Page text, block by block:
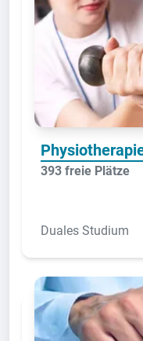
393 freie Plätze
Duales Studium